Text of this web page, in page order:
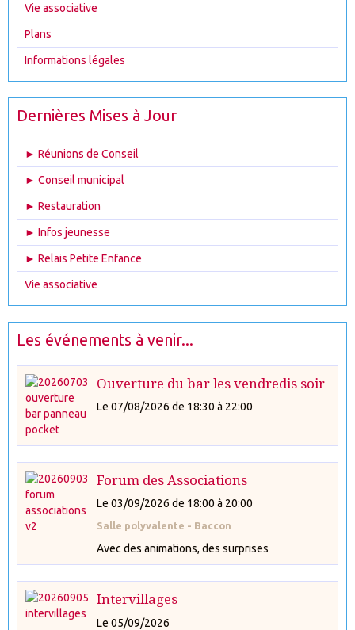
Vie associative
Plans
Informations légales
Dernières Mises à Jour
► Réunions de Conseil
► Conseil municipal
► Restauration
► Infos jeunesse
► Relais Petite Enfance
Vie associative
Les événements à venir...
Ouverture du bar les vendredis soir
Le 07/08/2026 de 18:30 à 22:00
Forum des Associations
Le 03/09/2026 de 18:00 à 20:00
Salle polyvalente - Baccon
Avec des animations, des surprises
Intervillages
Le 05/09/2026